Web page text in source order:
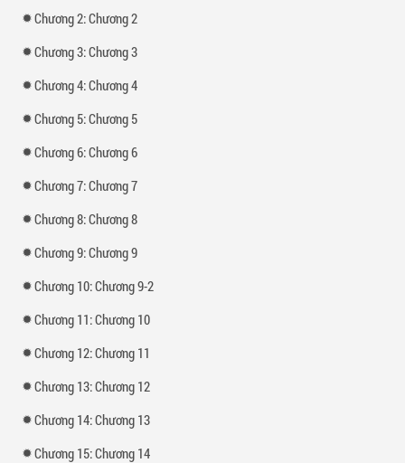
Devil. IQ cả 4 người đều từ 170 trở lên, học rất giỏi nhưng cũng là các
fải nhờ Thanh nhìu r` ;))
Xem thêm tại :Kho truyện
Chương 2: Chương 2
Chương 3: Chương 3
Chương 4: Chương 4
Chương 5: Chương 5
Chương 6: Chương 6
Chương 7: Chương 7
Chương 8: Chương 8
Chương 9: Chương 9
Chương 10: Chương 9-2
Chương 11: Chương 10
Chương 12: Chương 11
Chương 13: Chương 12
Chương 14: Chương 13
Chương 15: Chương 14